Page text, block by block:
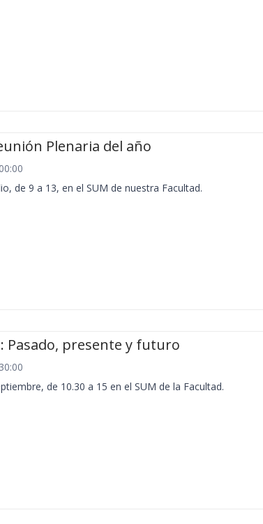
Plenaria del año
de 9 a 13, en el SUM de nuestra Facultad.
Pasado, presente y futuro
de 10.30 a 15 en el SUM de la Facultad.